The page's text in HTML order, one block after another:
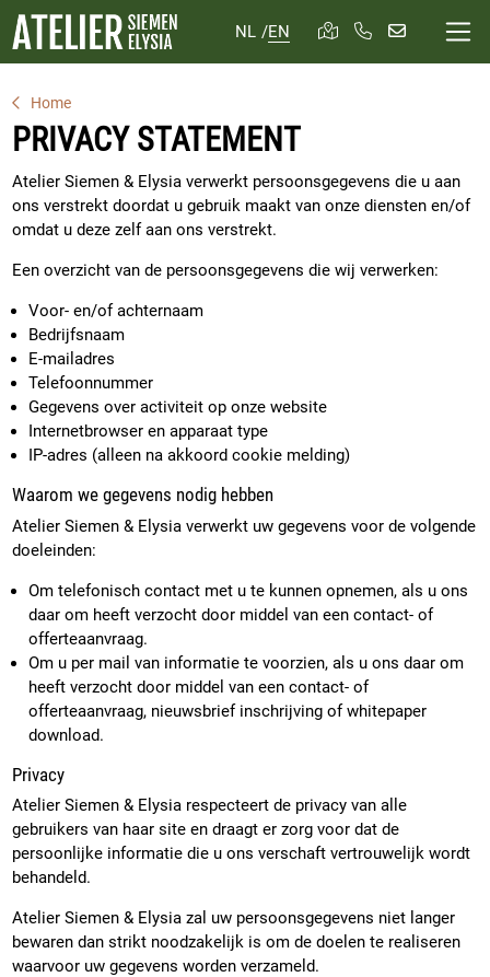
NL /EN
Home
PRIVACY STATEMENT
Atelier Siemen & Elysia verwerkt persoonsgegevens die u aan
ons verstrekt doordat u gebruik maakt van onze diensten en/of
omdat u deze zelf aan ons verstrekt.
Een overzicht van de persoonsgegevens die wij verwerken:
Voor- en/of achternaam
Bedrijfsnaam
E-mailadres
Telefoonnummer
Gegevens over activiteit op onze website
Internetbrowser en apparaat type
IP-adres (alleen na akkoord cookie melding)
Waarom we gegevens nodig hebben
Atelier Siemen & Elysia verwerkt uw gegevens voor de volgende
doeleinden:
Om telefonisch contact met u te kunnen opnemen, als u ons
daar om heeft verzocht door middel van een contact- of
offerteaanvraag.
Om u per mail van informatie te voorzien, als u ons daar om
heeft verzocht door middel van een contact- of
offerteaanvraag, nieuwsbrief inschrijving of whitepaper
download.
Privacy
Atelier Siemen & Elysia respecteert de privacy van alle
gebruikers van haar site en draagt er zorg voor dat de
persoonlijke informatie die u ons verschaft vertrouwelijk wordt
behandeld.
Atelier Siemen & Elysia zal uw persoonsgegevens niet langer
bewaren dan strikt noodzakelijk is om de doelen te realiseren
waarvoor uw gegevens worden verzameld.